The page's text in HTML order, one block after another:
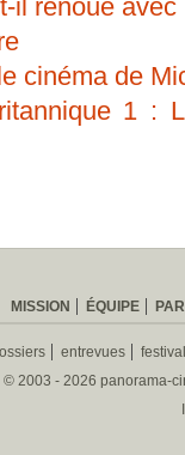
il renoué
cinéma de
1 :
MISSION ÉQUIPE
entrevues
© 2003 - 2026 panorama-